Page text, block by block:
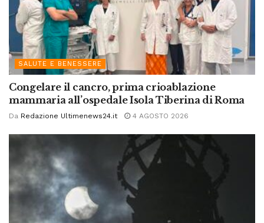
SALUTE E BENESSERE
Congelare il cancro, prima crioablazione
mammaria all’ospedale Isola Tiberina di Roma
Da Redazione Ultimenews24.it 4 AGOSTO 2026